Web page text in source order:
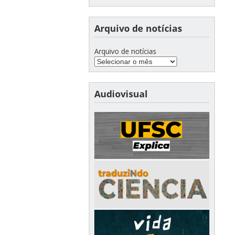
Arquivo de notícias
Arquivo de notícias
Audiovisual